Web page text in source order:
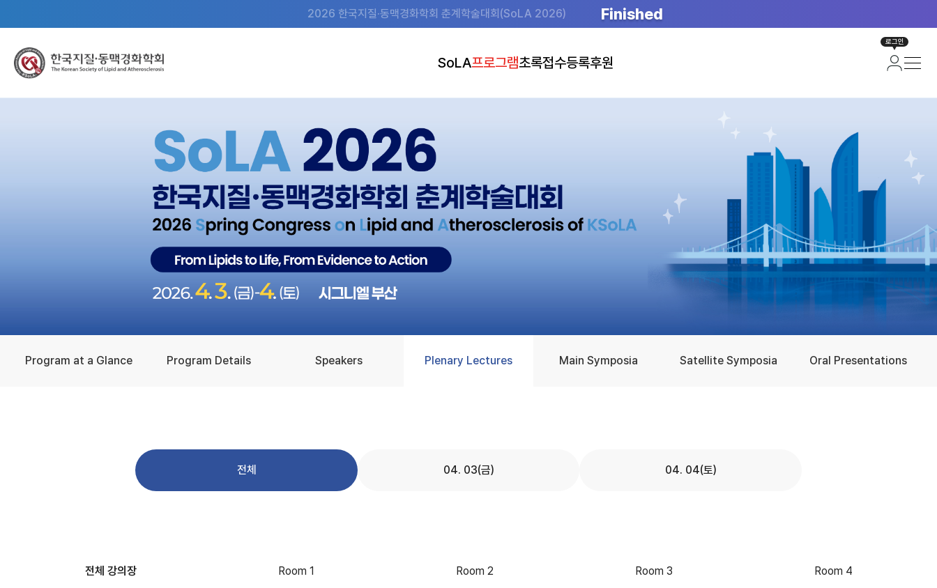
2026 한국지질·동맥경화학회 춘계학술대회(SoLA 2026) Finished
SoLA
조직위원회
숙박
공지사항
프로그램
Plenary Lectures
Main Symposia
초록접수등록후원
로그인
Program at a Glance Program Details Speakers Plenary Lectures Main Symposia Satellite Symposia Oral Presentations
전체 04. 03(금) 04. 04(토)
전체 강의장 Room 1 Room 2 Room 3 Room 4